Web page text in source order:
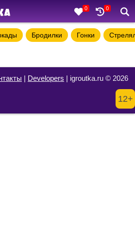
0 0
Бродилки Гонки
| Developers | igroutka.ru © 2026
12+